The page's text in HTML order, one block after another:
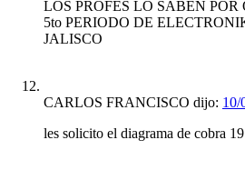
LOS PROFES LO SABEN
5to PERIODO DE
JALISCO
CARLOS FRANCISCO dijo: 10/
les solicito el diagrama de cobra